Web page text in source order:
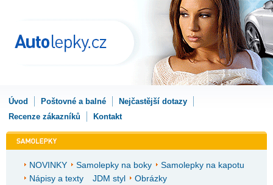
Úvod Poštovné a balné
Nejčastější dotazy
Recenze zákazníků
Kontakt
NOVINKY Samolepky na boky
Samolepky na kapotu
Nápisy a texty
JDM styl
Obrázky